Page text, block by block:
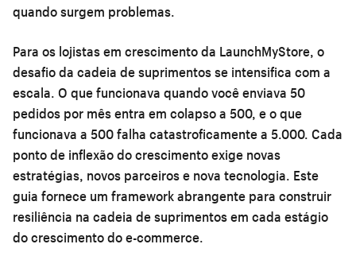
quando surgem problemas.
Para os lojistas em crescimento da LaunchMyStore, o
desafio da cadeia de suprimentos se intensifica com a
escala. O que funcionava quando você enviava 50
pedidos por mês entra em colapso a 500, e o que
funcionava a 500 falha catastroficamente a 5.000. Cada
ponto de inflexão do crescimento exige novas
estratégias, novos parceiros e nova tecnologia. Este
guia fornece um framework abrangente para construir
resiliência na cadeia de suprimentos em cada estágio
do crescimento do e-commerce.